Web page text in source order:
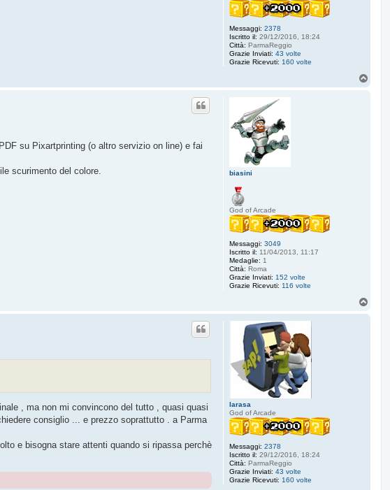
Messaggi: 2378
Iscritto il: 29/12/2016, 18:24
Città: ParmaReggio
Grazie Inviati: 43 volte
Grazie Ricevuti: 160 volte
biasini
God of Arcade
Messaggi: 3049
Iscritto il: 11/04/2013, 11:17
Medaglie: 1
Città: Roma
Grazie Inviati: 152 volte
Grazie Ricevuti: 116 volte
su Pixartprinting (o altro servizio on line) e fai
scurimento del colore.
larasa
God of Arcade
Messaggi: 2378
Iscritto il: 29/12/2016, 18:24
Città: ParmaReggio
Grazie Inviati: 43 volte
Grazie Ricevuti: 160 volte
, ma non mi convincono del tutto , quasi quasi
consiglio ... e prezzo soprattutto . a Parma
e bisogna stare attenti quando si ripassa perchè